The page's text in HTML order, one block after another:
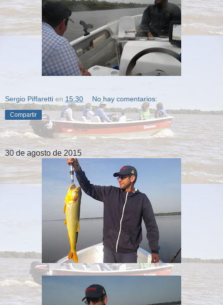
Sergio Piffaretti en 15:30 No hay comentarios:
Compartir
30 de agosto de 2015